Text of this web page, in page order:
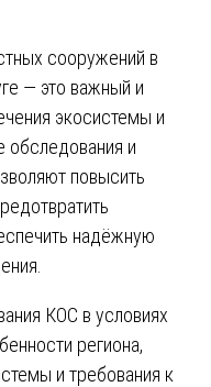
сооружений в
— это важный и
экосистемы и
обследования и
повысить
надёжную
КОС в условиях
региона,
и требования к